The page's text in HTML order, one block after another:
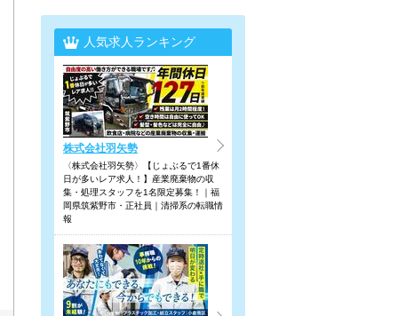
人気求人ランキング
株式会社羽矢勢
〈株式会社羽矢勢〉【じょぶるで1番休
日が多いレア求人！】産業廃棄物の収
集・処理スタッフを1名限定募集！｜福
岡県筑紫野市・正社員｜清掃系の転職情
報